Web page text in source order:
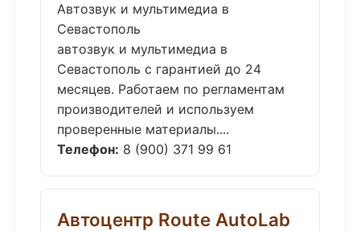
Автозвук и мультимедиа в
Севастополь
автозвук и мультимедиа в
Севастополь с гарантией до 24
месяцев. Работаем по регламентам
производителей и используем
проверенные материалы....
Телефон: 8 (900) 371 99 61
Автоцентр Route AutoLab